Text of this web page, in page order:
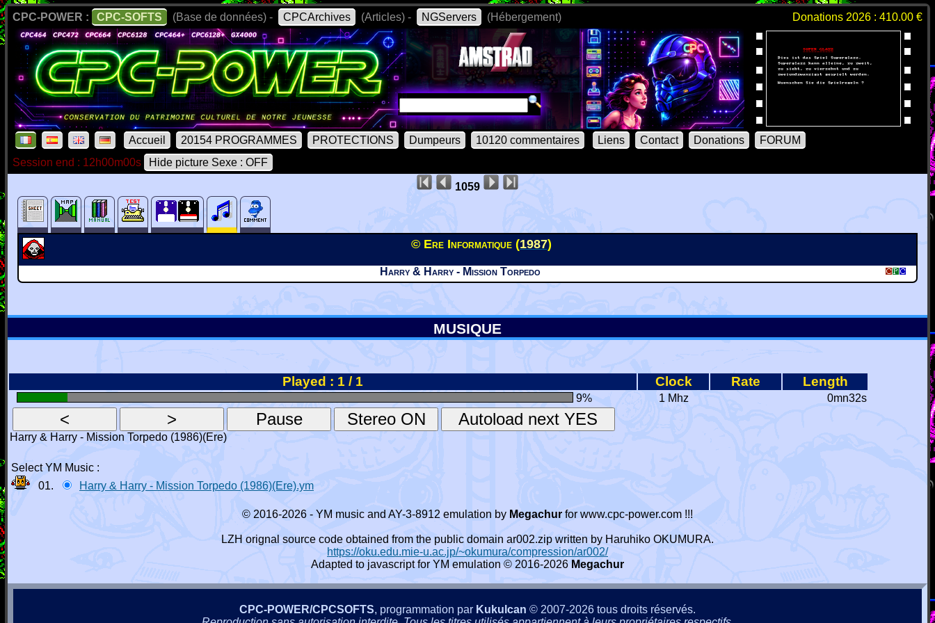
CPC-POWER : CPC-SOFTS (Base de données) - CPCArchives (Articles) - NGServers (Hébergement) Donations 2026 : 410.00 €
Accueil 20154 PROGRAMMES PROTECTIONS Dumpeurs 10120 commentaires Liens Contact Donations
FORUM
Session end : 12h00m00s
Hide picture Sexe : OFF
1059
© Ere Informatique (1987)
Harry & Harry - Mission Torpedo
MUSIQUE
Played : 1 / 1 Clock Rate Length
9% 1 Mhz 0mn32s
Harry & Harry - Mission Torpedo (1986)(Ere)
Select YM Music :
01.
Harry & Harry - Mission Torpedo (1986)(Ere).ym
© 2016-2026 - YM music and AY-3-8912 emulation by Megachur for www.cpc-power.com !!!
LZH orignal source code obtained from the public domain ar002.zip written by Haruhiko OKUMURA.
https://oku.edu.mie-u.ac.jp/~okumura/compression/ar002/
Adapted to javascript for YM emulation © 2016-2026 Megachur
CPC-POWER/CPCSOFTS, programmation par Kukulcan © 2007-2026 tous droits réservés.